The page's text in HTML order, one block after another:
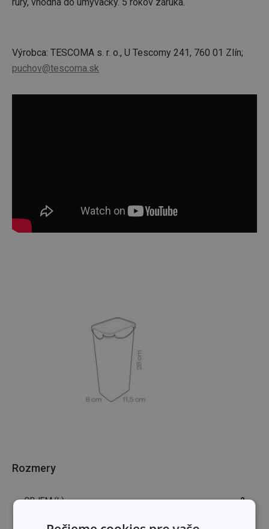
Výrobca: TESCOMA s. r. o., U Tescomy 241, 760 01 Zlín;
puchov@tescoma.sk
Rozmery
OBJEM (L) 2